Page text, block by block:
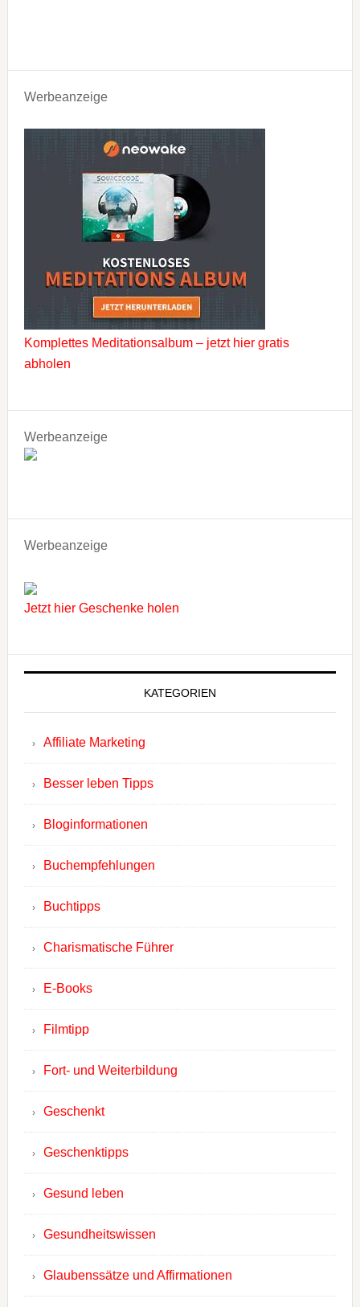
Werbeanzeige
Komplettes Meditationsalbum – jetzt hier gratis
abholen
Werbeanzeige
Werbeanzeige
Jetzt hier Geschenke holen
KATEGORIEN
Affiliate Marketing
Besser leben Tipps
Bloginformationen
Buchempfehlungen
Buchtipps
Charismatische Führer
E-Books
Filmtipp
Fort- und Weiterbildung
Geschenkt
Geschenktipps
Gesund leben
Gesundheitswissen
Glaubenssätze und Affirmationen